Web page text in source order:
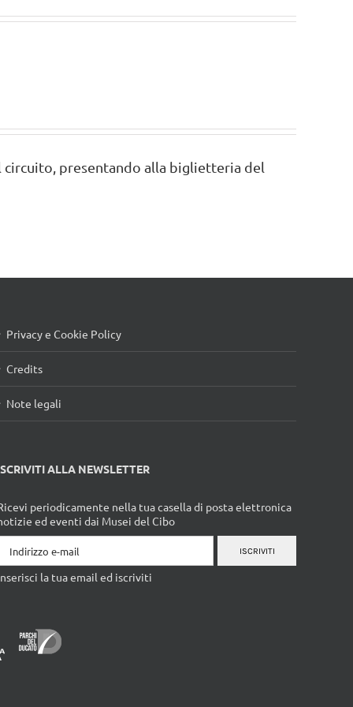
presentando alla biglietteria del
Privacy e Cookie Policy
Credits
Note legali
ALLA NEWSLETTER
periodicamente nella tua casella di posta elettronica
ed eventi dai Musei del Cibo
ISCRIVITI
la tua email ed iscriviti